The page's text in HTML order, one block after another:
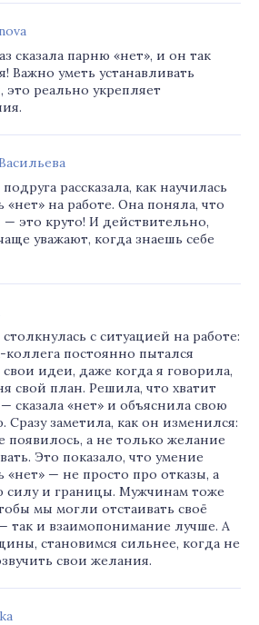
сказала парню «нет», и он так
Важно уметь устанавливать
это реально укрепляет
рассказала, как научилась
«нет» на работе. Она поняла, что
это круто! И действительно,
уважают, когда знаешь себе
с ситуацией на работе:
постоянно пытался
свои идеи, даже когда я говорила,
свой план. Решила, что хватит
сказала «нет» и объяснила свою
Сразу заметила, как он изменился:
появилось, а не только желание
Это показало, что умение
«нет» — не просто про отказы, а
силу и границы. Мужчинам тоже
мы могли отстаивать своё
так и взаимопонимание лучше. А
становимся сильнее, когда не
свои желания.